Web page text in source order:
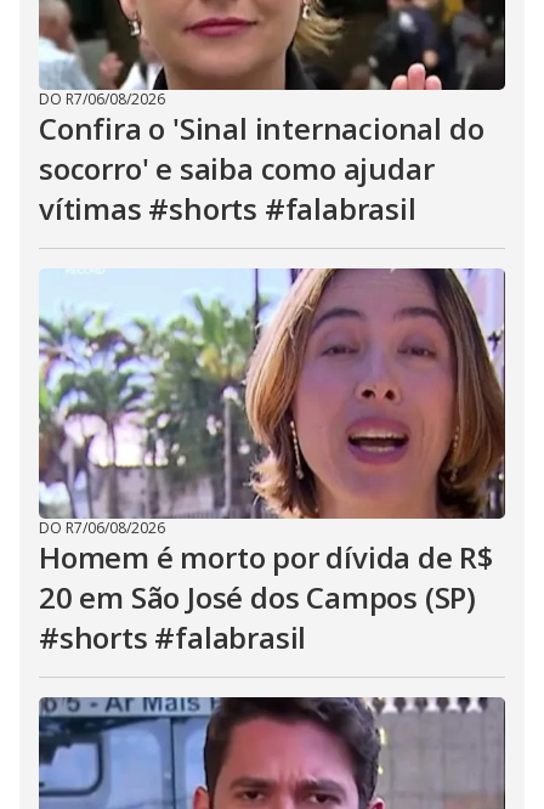
DO R7/06/08/2026
Confira o 'Sinal internacional do
socorro' e saiba como ajudar
vítimas #shorts #falabrasil
DO R7/06/08/2026
Homem é morto por dívida de R$
20 em São José dos Campos (SP)
#shorts #falabrasil